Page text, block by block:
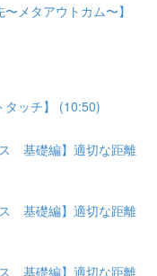
メタアウトカム〜】
タッチ】 (10:50)
基礎編】適切な距離
基礎編】適切な距離
基礎編】適切な距離